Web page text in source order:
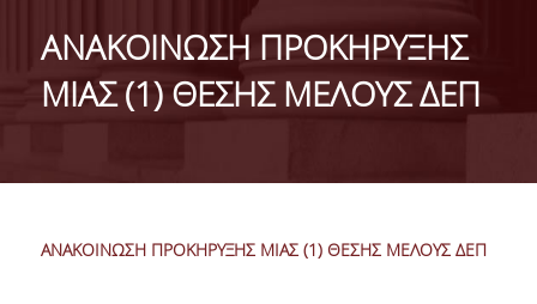
ΧΑΙΡΕΤΙΣΜΟΣ ΠΡΟΕΔΡΟΥ
ΑΝΑΚΟΙΝΩΣΗ ΠΡΟΚΗΡΥΞΗΣ
ΜΙΑΣ (1) ΘΕΣΗΣ ΜΕΛΟΥΣ ΔΕΠ
ΑΝΑΚΟΙΝΩΣΗ ΠΡΟΚΗΡΥΞΗΣ ΜΙΑΣ (1) ΘΕΣΗΣ ΜΕΛΟΥΣ ΔΕΠ